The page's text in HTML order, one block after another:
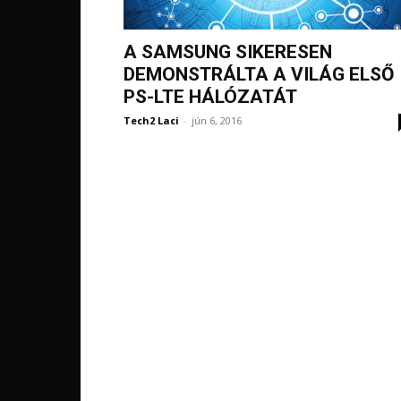
A SAMSUNG SIKERESEN
DEMONSTRÁLTA A VILÁG ELSŐ
PS-LTE HÁLÓZATÁT
Tech2 Laci - jún 6, 2016